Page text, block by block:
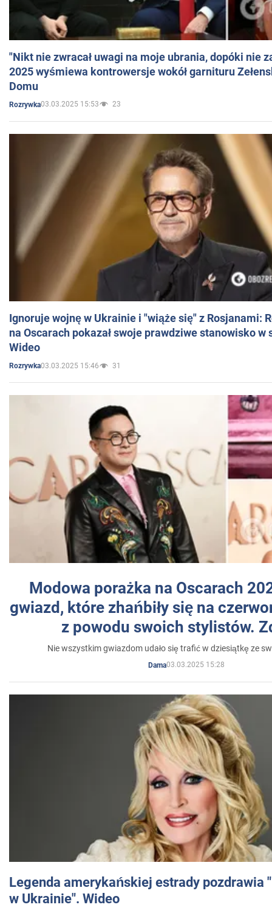
"Nikt nie zwracał uwagi na moje ubrania, dopóki nie
2025 wyśmiewa kontrowersje wokół garnituru
Domu
Rozrywka03.03.2025 15:53 23
Ignoruje wojnę w Ukrainie i "wiąże się" z Rosjanami:
na Oscarach pokazał swoje prawdziwe stanowisko w
Wideo
Rozrywka03.03.2025 15:46 31
Modowa porażka na Oscarach
gwiazd, które zhańbiły się na
z powodu swoich stylistów.
Nie wszystkim gwiazdom udało się trafić w dziesiątkę ze
Dama03.03.2025 15:28
Legenda amerykańskiej estrady pozdrawia
w Ukrainie". Wideo